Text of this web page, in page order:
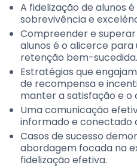
A fidelização de alunos
sobrevivência e
Compreender e
alunos é o alicerce
retenção bem-sucedida.
Estratégias que
de recompensa e
manter a satisfação e
Uma comunicação
informado e conectado
Casos de sucesso
abordagem focada na
fidelização efetiva.